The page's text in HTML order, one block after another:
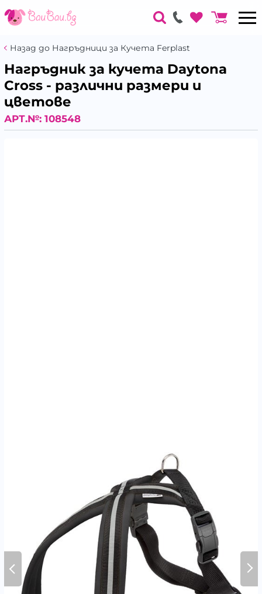
Назад до Нагръдници за Кучета Ferplast
Нагръдник за кучета Daytona
Cross - различни размери и
цветове
АРТ.№: 108548